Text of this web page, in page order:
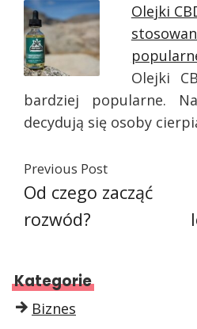
Olejki
Olejki
bardziej popularne.
decydują się osoby
Previous Post
Od czego zacząć
rozwód?
Kategorie
Biznes